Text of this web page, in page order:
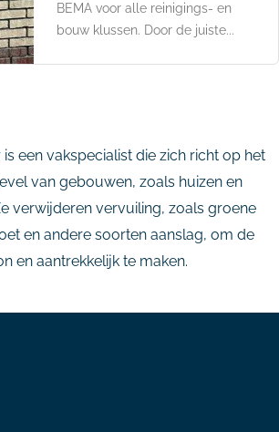
BEMA voor alle reinigings- en
bouw klussen. Door de juiste...
een vakspecialist die zich richt op het
van gebouwen, zoals huizen en
verwijderen vervuiling, zoals groene
en andere soorten aanslag, om de
en aantrekkelijk te maken.